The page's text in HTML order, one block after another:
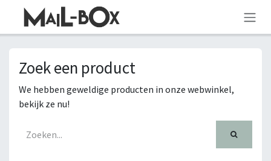
OVERSLAAN NAAR INHOUD
Zoek een product
We hebben geweldige producten in onze webwinkel,
bekijk ze nu!